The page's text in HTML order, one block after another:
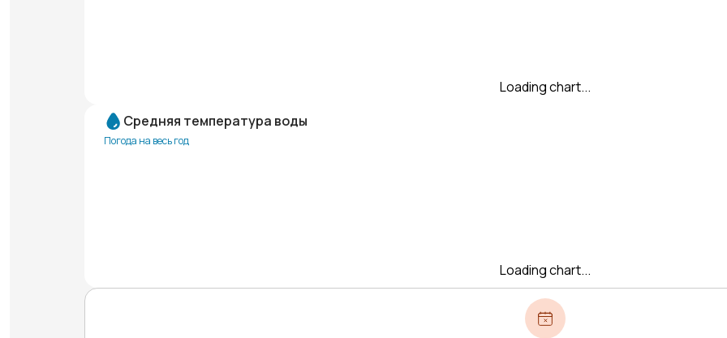
Loading chart...
Средняя температура воды
Погода на весь год
Loading chart...